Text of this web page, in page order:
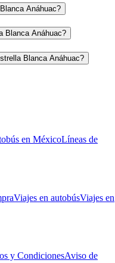
Anáhuac?
Blanca Anáhuac?
Blanca Anáhuac?
en MéxicoLíneas de
Viajes en autobúsViajes en
y CondicionesAviso de